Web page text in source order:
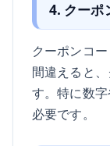
4. クーポ
クーポンコ
間違えると
す。特に数
必要です。